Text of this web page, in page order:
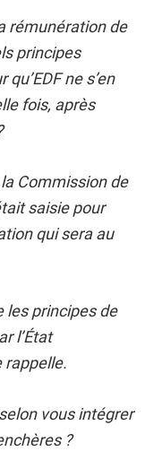
rémunération de
principes
ne s’en
fois, après
Commission de
saisie pour
qui sera au
les principes de
l’État
rappelle.
vous intégrer
?